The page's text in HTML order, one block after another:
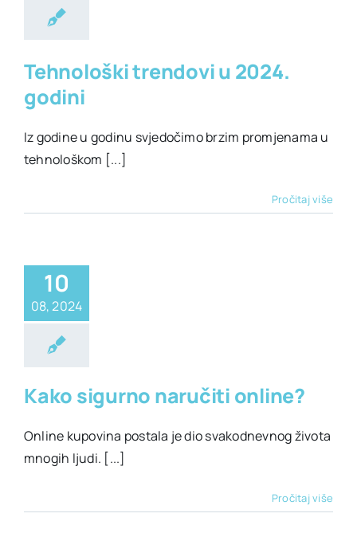
Tehnološki trendovi u 2024.
godini
Iz godine u godinu svjedočimo brzim promjenama u
tehnološkom [...]
Pročitaj više
10
08, 2024
Kako sigurno naručiti online?
Online kupovina postala je dio svakodnevnog života
mnogih ljudi. [...]
Pročitaj više